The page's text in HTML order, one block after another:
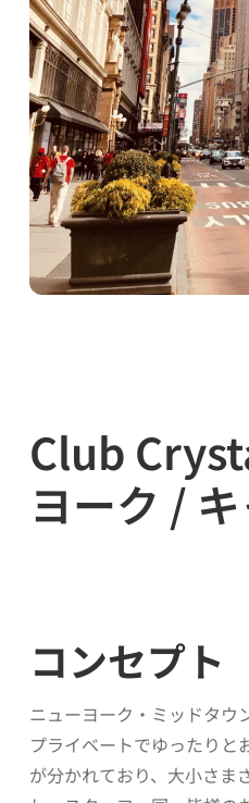
Club
ヨーク /
コンセプト
ニューヨーク・ミッドタウ
プライベートでゆったりと
が分かれており、大小さま